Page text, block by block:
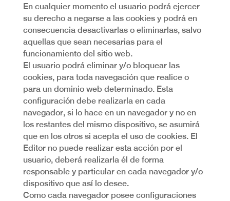
En cualquier momento el usuario podrá ejercer
su derecho a negarse a las cookies y podrá en
consecuencia desactivarlas o eliminarlas, salvo
aquellas que sean necesarias para el
funcionamiento del sitio web.
El usuario podrá eliminar y/o bloquear las
cookies, para toda navegación que realice o
para un dominio web determinado. Esta
configuración debe realizarla en cada
navegador, si lo hace en un navegador y no en
los restantes del mismo dispositivo, se asumirá
que en los otros si acepta el uso de cookies. El
Editor no puede realizar esta acción por el
usuario, deberá realizarla él de forma
responsable y particular en cada navegador y/o
dispositivo que así lo desee.
Como cada navegador posee configuraciones